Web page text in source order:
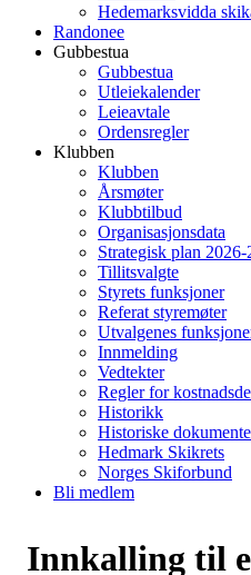
Hedemarksvidda
Randonee
Gubbestua
Gubbestua
Utleiekalender
Leieavtale
Ordensregler
Klubben
Klubben
Årsmøter
Klubbtilbud
Organisasjonsdata
Strategisk plan 2026-
Tillitsvalgte
Styrets funksjoner
Referat styremøter
Utvalgenes
Innmelding
Vedtekter
Regler for
Historikk
Historiske
Hedmark Skikrets
Norges Skiforbund
Bli medlem
Innkalling til